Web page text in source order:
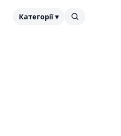
Категорії ▾